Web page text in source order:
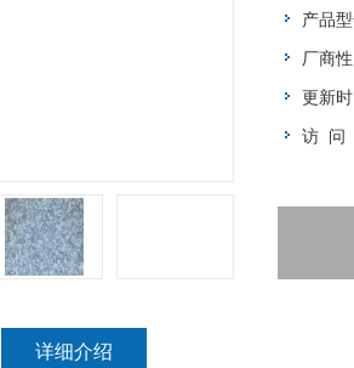
产品型
厂商性
更新时
访 问
详细介绍